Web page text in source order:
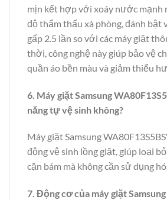
mịn kết hợp với xoáy nước mạnh
độ thẩm thấu xà phòng, đánh bật
gấp 2.5 lần so với các máy giặt
thời, công nghệ này giúp bảo vệ
quần áo bền màu và giảm thiểu
6. Máy giặt Samsung
năng tự vệ sinh không?
Máy giặt Samsung
động vệ sinh lồng giặt, giúp loại
cặn bám mà không cần sử dụng
7. Động cơ của máy giặt Samsung